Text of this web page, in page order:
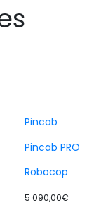
Pincab
Pincab PRO
Robocop
5 090,00€